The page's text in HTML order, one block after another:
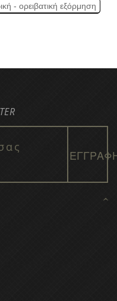
- ορειβατική εξόρμηση